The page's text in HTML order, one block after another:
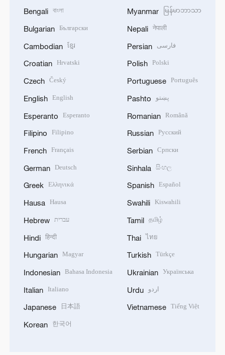
Bengali বাংলা
Bulgarian Български
Cambodian ខ្មែរ
Croatian Hrvatski
Czech Český
English English
Esperanto Esperanto
Filipino Filipino
French Français
German Deutsch
Greek Ελληνικά
Hausa Hausa
Hebrew עברית
Hindi हिन्दी
Hungarian Magyar
Indonesian Bahasa Indonesia
Italian Italiano
Japanese 日本語
Korean 한국어
Myanmar မြန်မာဘာသာ
Nepali नेपाली
Persian فارسی
Polish Polski
Portuguese Português
Pashto پښتو
Romanian Română
Russian Русский
Serbian Српски
Sinhala සිංහල
Spanish Español
Swahili Kiswahili
Tamil தமிழ்
Thai ไทย
Turkish Türkçe
Ukrainian Українська
Urdu اردو
Vietnamese Tiếng Việt